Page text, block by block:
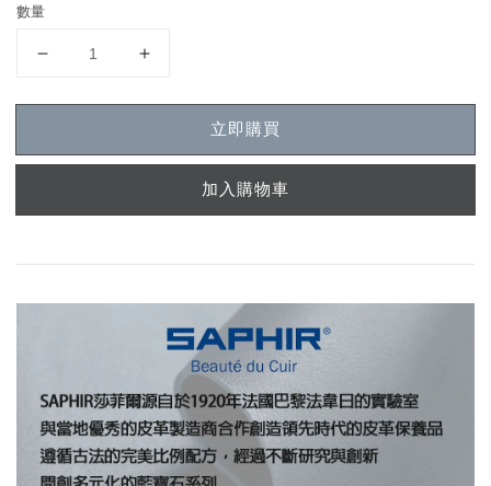
數量
立即購買
加入購物車